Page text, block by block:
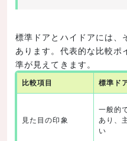
標準ドアとハイドアには、
あります。代表的な比較ポ
準が見えてきます。
比較項目 標準ド
見た目の印象
一般的
あり、
い